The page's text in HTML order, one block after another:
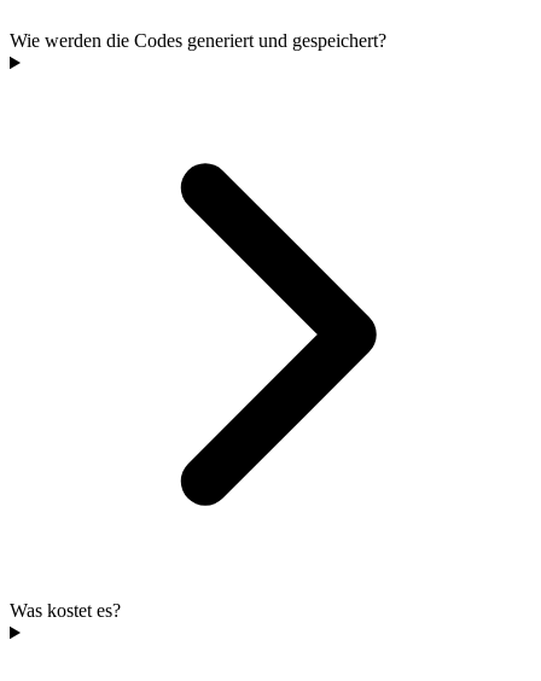
Wie werden die Codes generiert und gespeichert?
Was kostet es?